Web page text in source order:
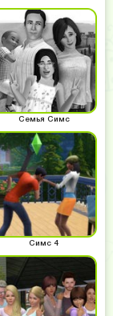
Семья Симс
Симс 4